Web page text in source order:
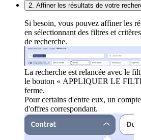
2. Affiner les résultats de votre
Si besoin, vous pouvez affiner les
en sélectionnant des filtres et
de recherche.
La recherche est relancée avec le
le bouton « APPLIQUER LE
ferme.
Pour certains d'entre eux, un
d'offres correspondant.